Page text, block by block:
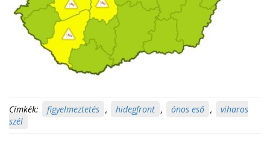
Címkék: figyelmeztetés , hidegfront , ónos eső ,
viharos
szél